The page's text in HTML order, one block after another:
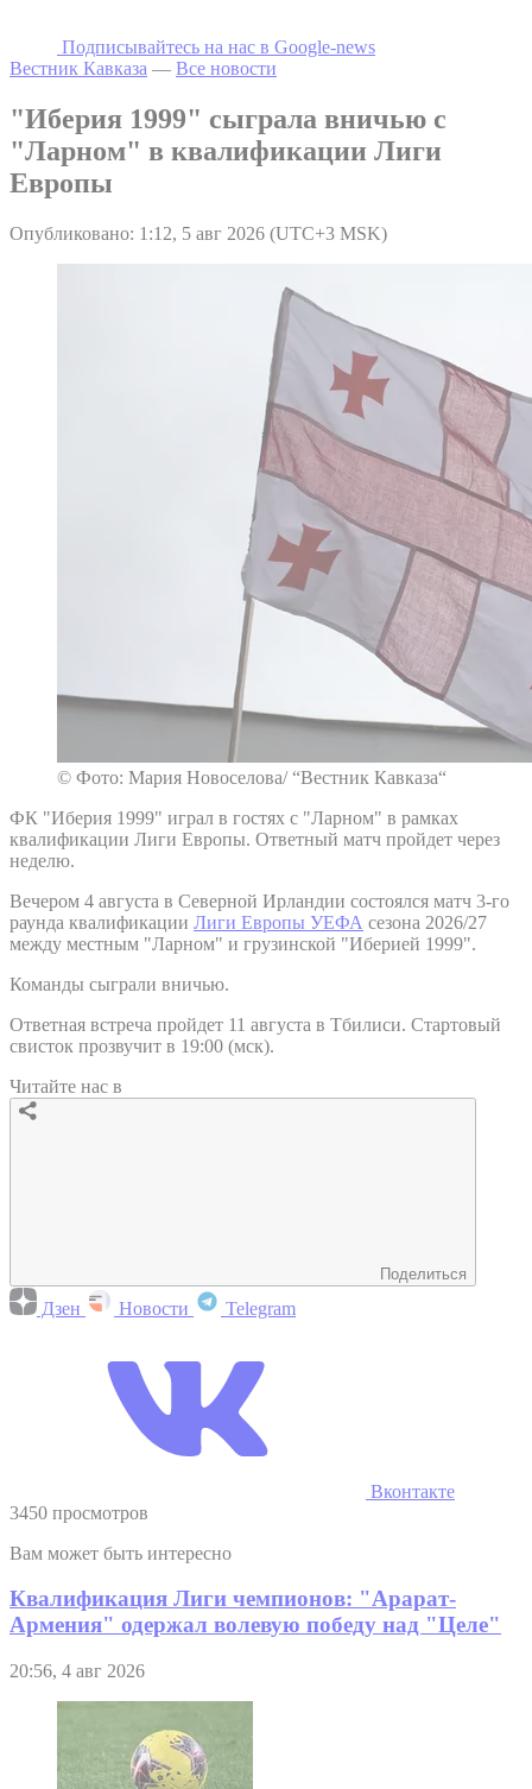
Подписывайтесь на наc в Google-news
Вестник Кавказа — Все новости
"Иберия 1999" сыграла вничью с
"Ларном" в квалификации Лиги
Европы
Опубликовано: 1:12, 5 авг 2026 (UTC+3 MSK)
© Фото: Мария Новоселова/ “Вестник Кавказа“
ФК "Иберия 1999" играл в гостях с "Ларном" в рамках
квалификации Лиги Европы. Ответный матч пройдет через
неделю.
Вечером 4 августа в Северной Ирландии состоялся матч 3-го
раунда квалификации Лиги Европы УЕФА сезона 2026/27
между местным "Ларном" и грузинской "Иберией 1999".
Команды сыграли вничью.
Ответная встреча пройдет 11 августа в Тбилиси. Стартовый
свисток прозвучит в 19:00 (мск).
Читайте нас в
Поделиться
Дзен Новости Telegram
Вконтакте
3450 просмотров
Вам может быть интересно
Квалификация Лиги чемпионов: "Арарат-
Армения" одержал волевую победу над "Целе"
20:56, 4 авг 2026